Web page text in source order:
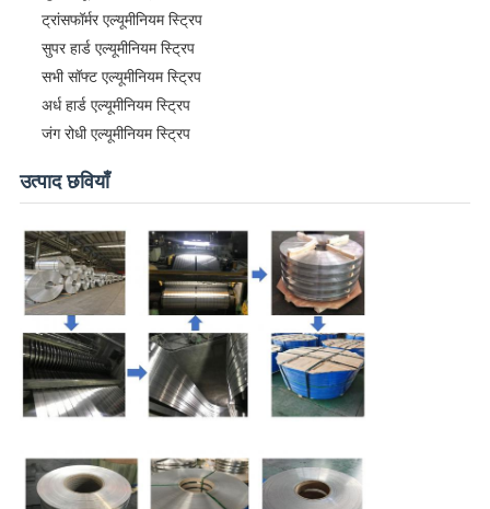
ट्रांसफॉर्मर एल्यूमीनियम स्ट्रिप
सुपर हार्ड एल्यूमीनियम स्ट्रिप
सभी सॉफ्ट एल्यूमीनियम स्ट्रिप
अर्ध हार्ड एल्यूमीनियम स्ट्रिप
जंग रोधी एल्यूमीनियम स्ट्रिप
उत्पाद छवियाँ